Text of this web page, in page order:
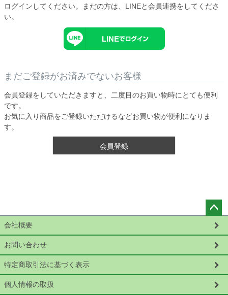
ログインしてください。まだの方は、 LINEと会員連携をしてくださ
い。
まだご登録がお済みでないお客様
会員登録をしていただきますと、二度目のお買い物時にとても便利
です。
お気に入り商品をご登録いただけるなどお買い物が便利になりま
す。
会員登録
ペー
ップ
へ
会社概要
お問い合わせ
特定商取引法に基づく表示
個人情報の取扱